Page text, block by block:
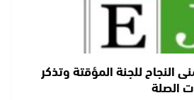
النجاح للجنة المؤقتة وتذكر
الصلة